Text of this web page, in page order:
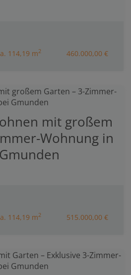
114,19 m2 460.000,00 €
mit großem
Wohnung in
114,19 m2 515.000,00 €